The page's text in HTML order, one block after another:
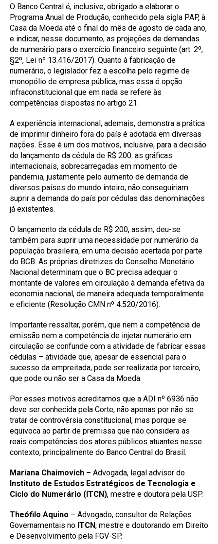
O Banco Central é, inclusive, obrigado a elaborar o
Programa Anual de Produção, conhecido pela sigla PAP, à
Casa da Moeda até o final do mês de agosto de cada ano,
e indicar, nesse documento, as projeções de demandas
de numerário para o exercício financeiro seguinte (art. 2º,
§2º, Lei nº 13.416/2017). Quanto à fabricação de
numerário, o legislador fez a escolha pelo regime de
monopólio de empresa pública, mas essa é opção
infraconstitucional que em nada se refere às
competências dispostas no artigo 21.
A experiência internacional, ademais, demonstra a prática
de imprimir dinheiro fora do país é adotada em diversas
nações. Esse é um dos motivos, inclusive, para a decisão
do lançamento da cédula de R$ 200: as gráficas
internacionais, sobrecarregadas em momento de
pandemia, justamente pelo aumento de demanda de
diversos países do mundo inteiro, não conseguiriam
suprir a demanda do país por cédulas das denominações
já existentes.
O lançamento da cédula de R$ 200, assim, deu-se
também para suprir uma necessidade por numerário da
população brasileira, em uma decisão acertada por parte
do BCB. As próprias diretrizes do Conselho Monetário
Nacional determinam que o BC precisa adequar o
montante de valores em circulação à demanda efetiva da
economia nacional, de maneira adequada temporalmente
e eficiente (Resolução CMN nº 4.520/2016).
Importante ressaltar, porém, que nem a competência de
emissão nem a competência de injetar numerário em
circulação se confunde com a atividade de fabricar essas
cédulas – atividade que, apesar de essencial para o
sucesso da empreitada, pode ser realizada por terceiro,
que pode ou não ser a Casa da Moeda.
Por esses motivos acreditamos que a ADI nº 6936 não
deve ser conhecida pela Corte, não apenas por não se
tratar de controvérsia constitucional, mas porque se
equivoca ao partir de premissa que não considera as
reais competências dos atores públicos atuantes nesse
contexto, principalmente do Banco Central do Brasil.
Mariana Chaimovich – Advogada, legal advisor do
Instituto de Estudos Estratégicos de Tecnologia e
Ciclo do Numerário (ITCN), mestre e doutora pela USP.
Theófilo Aquino – Advogado, consultor de Relações
Governamentais no ITCN, mestre e doutorando em Direito
e Desenvolvimento pela FGV-SP.